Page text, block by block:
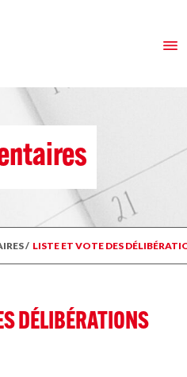
/ LISTE ET VOTE DES
DÉLIBÉRATIONS